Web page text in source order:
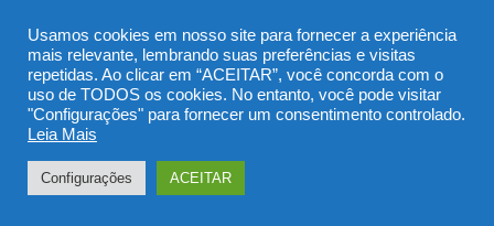
SGD
Política de Privacidade
© Copyright 2016 - OAB/SE - DTIC
Usamos cookies em nosso site para fornecer a experiência
mais relevante, lembrando suas preferências e visitas
repetidas. Ao clicar em “ACEITAR”, você concorda com o
uso de TODOS os cookies. No entanto, você pode visitar
"Configurações" para fornecer um consentimento controlado.
Leia Mais
Configurações ACEITAR